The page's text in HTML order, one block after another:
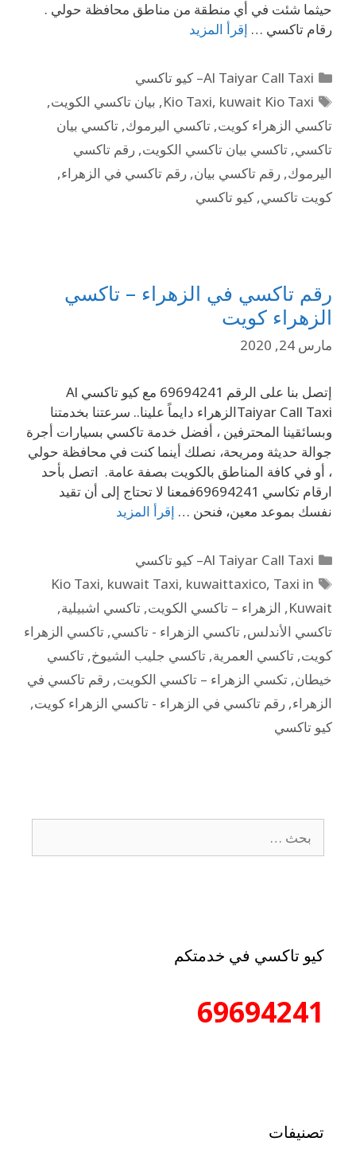
حيثما شئت في أي منطقة من مناطق محافظة حولي .
رقام تاكسي … إقرأ المزيد
Al Taiyar Call Taxi– كيو تاكسي
Kio Taxi, kuwait Kio Taxi
, بيان تاكسي الكويت,
تاكسي الزهراء كويت, تاكسي اليرموك, تاكسي بيان
تاكسي, تاكسي بيان تاكسي الكويت, رقم تاكسي
اليرموك, رقم تاكسي بيان, رقم تاكسي في الزهراء,
كويت تاكسي, كيو تاكسي
رقم تاكسي في الزهراء – تاكسي
الزهراء كويت
مارس 24, 2020
إتصل بنا على الرقم 69694241 مع كيو تاكسي Al
Taiyar Call Taxiالزهراء دايماً علينا.. سرعتنا بخدمتنا
وبسائقينا المحترفين ، أفضل خدمة تاكسي بسيارات أجرة
جوالة حديثة ومريحة، نصلك أينما كنت في محافظة حولي
، أو في كافة المناطق بالكويت بصفة عامة. اتصل بأحد
ارقام تكاسي 69694241فمعنا لا تحتاج إلى أن تقيد
نفسك بموعد معين، فنحن … إقرأ المزيد
Al Taiyar Call Taxi– كيو تاكسي
Kio Taxi, kuwait Taxi, kuwaittaxico, Taxi in
Kuwait
, الزهراء – تاكسي الكويت, تاكسي اشبيلية,
تاكسي الأندلس, تاكسي الزهراء - تاكسي, تاكسي الزهراء
كويت, تاكسي العمرية, تاكسي جليب الشيوخ, تاكسي
خيطان, تكسي الزهراء – تاكسي الكويت, رقم تاكسي في
الزهراء, رقم تاكسي في الزهراء - تاكسي الزهراء كويت,
كيو تاكسي
كيو تاكسي في خدمتكم
69694241
تصنيفات